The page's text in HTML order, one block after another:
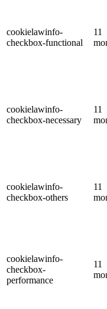
cookielawinfo-
checkbox-functional
11
cookielawinfo-
checkbox-necessary
11
cookielawinfo-
checkbox-others
11
cookielawinfo-
checkbox-
performance
11